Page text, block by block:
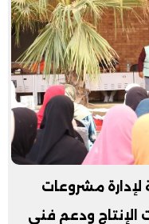
لإدارة مشروعات
الإنتاج ودعم فني